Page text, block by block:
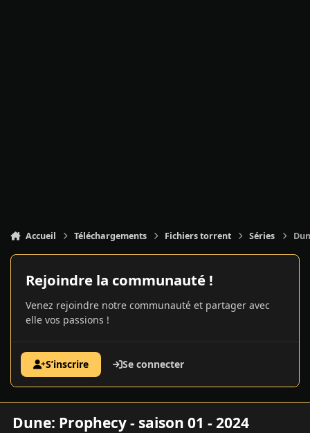
Accueil Téléchargements Fichiers torrent Séries
Rejoindre la communauté !
Venez rejoindre notre communauté et partager avec
elle vos passions !
S’inscrire Se connecter
Dune: Prophecy - saison 01 - 2024